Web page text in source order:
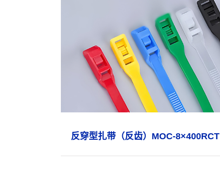
反穿型扎带（反齿）MOC-8×400RCT